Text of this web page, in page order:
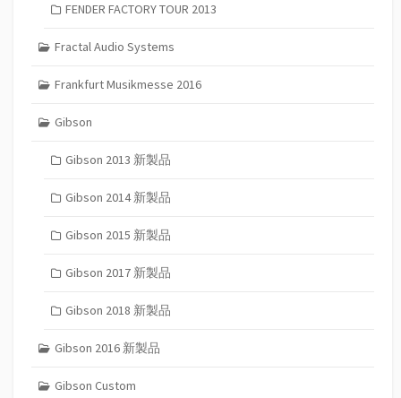
FENDER FACTORY TOUR 2013
Fractal Audio Systems
Frankfurt Musikmesse 2016
Gibson
Gibson 2013 新製品
Gibson 2014 新製品
Gibson 2015 新製品
Gibson 2017 新製品
Gibson 2018 新製品
Gibson 2016 新製品
Gibson Custom